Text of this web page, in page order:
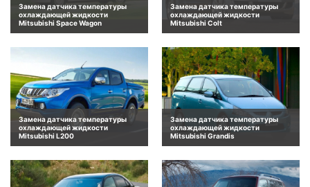
Замена датчика температуры
охлаждающей жидкости
Mitsubishi Space Wagon
Замена датчика температуры
охлаждающей жидкости
Mitsubishi Colt
Замена датчика температуры
охлаждающей жидкости
Mitsubishi L200
Замена датчика температуры
охлаждающей жидкости
Mitsubishi Grandis